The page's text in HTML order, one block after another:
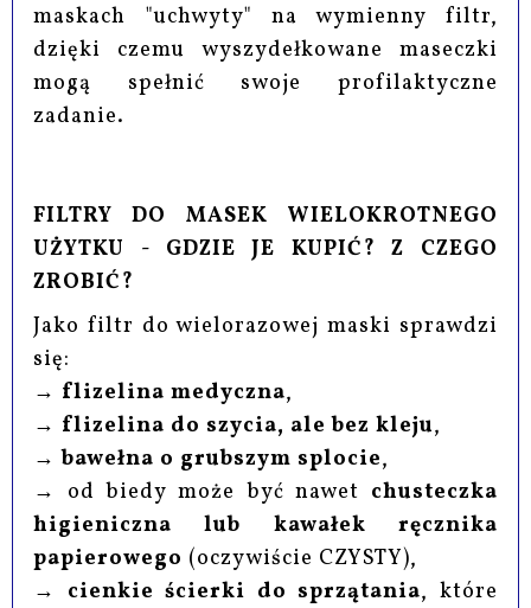
maskach "uchwyty" na wymienny filtr,
dzięki czemu wyszydełkowane maseczki
mogą spełnić swoje profilaktyczne
zadanie.
FILTRY DO MASEK WIELOKROTNEGO
UŻYTKU - GDZIE JE KUPIĆ? Z CZEGO
ZROBIĆ?
Jako filtr do wielorazowej maski sprawdzi
się:
→ flizelina medyczna,
→ flizelina do szycia, ale bez kleju,
→bawełna o grubszym splocie,
→ od biedy może być nawet chusteczka
higieniczna lub kawałek ręcznika
papierowego (oczywiście CZYSTY),
→ cienkie ścierki do sprzątania, które